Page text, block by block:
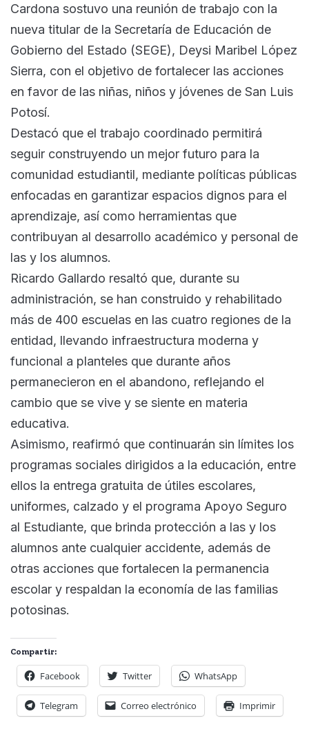
Cardona sostuvo una reunión de trabajo con la
nueva titular de la Secretaría de Educación de
Gobierno del Estado (SEGE), Deysi Maribel López
Sierra, con el objetivo de fortalecer las acciones
en favor de las niñas, niños y jóvenes de San Luis
Potosí.
Destacó que el trabajo coordinado permitirá
seguir construyendo un mejor futuro para la
comunidad estudiantil, mediante políticas públicas
enfocadas en garantizar espacios dignos para el
aprendizaje, así como herramientas que
contribuyan al desarrollo académico y personal de
las y los alumnos.
Ricardo Gallardo resaltó que, durante su
administración, se han construido y rehabilitado
más de 400 escuelas en las cuatro regiones de la
entidad, llevando infraestructura moderna y
funcional a planteles que durante años
permanecieron en el abandono, reflejando el
cambio que se vive y se siente en materia
educativa.
Asimismo, reafirmó que continuarán sin límites los
programas sociales dirigidos a la educación, entre
ellos la entrega gratuita de útiles escolares,
uniformes, calzado y el programa Apoyo Seguro
al Estudiante, que brinda protección a las y los
alumnos ante cualquier accidente, además de
otras acciones que fortalecen la permanencia
escolar y respaldan la economía de las familias
potosinas.
Compartir:
Facebook Twitter WhatsApp
Telegram Correo electrónico Imprimir